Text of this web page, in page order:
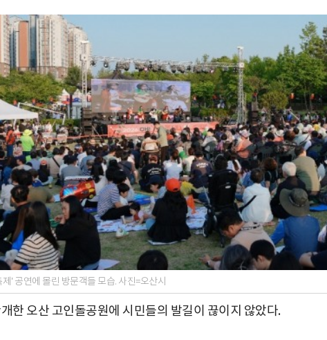
’ 공연에 몰린 방문객들 모습. 사진=오산시
한 오산 고인돌공원에 시민들의 발길이 끊이지 않았다.